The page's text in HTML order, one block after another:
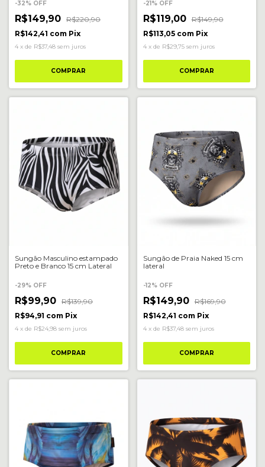
-32% OFF
R$149,90 R$220,90
R$142,41 com Pix
4 x de R$37,48 sem juros
COMPRAR
-21 % OFF
R$119,00 R$149,90
R$113,05 com Pix
4 x de R$29,75 sem juros
COMPRAR
Sungão Masculino estampado
Preto e Branco 15 cm Lateral
-29% OFF
R$99,90 R$139,90
R$94,91 com Pix
4 x de R$24,98 sem juros
COMPRAR
Sungão de Praia Naked 15 cm
lateral
-12% OFF
R$149,90 R$169,90
R$142,41 com Pix
4 x de R$37,48 sem juros
COMPRAR